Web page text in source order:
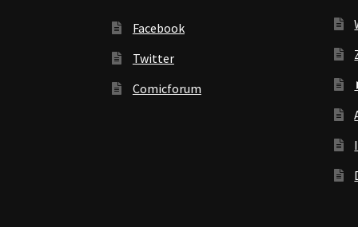
Facebook
Twitter
Comicforum